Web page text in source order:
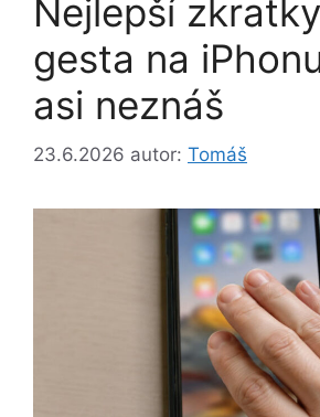
Nejlepší
gesta na
asi neznáš
23.6.2026 autor: Tomáš